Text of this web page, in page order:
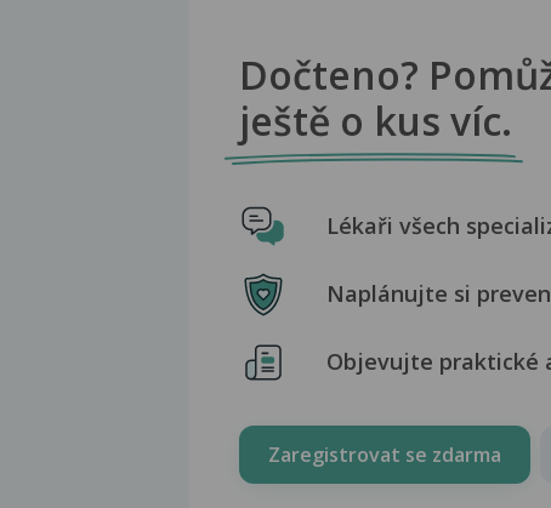
Dočteno?
ještě o kus víc.
Lékaři všech
Naplánujte si
Objevujte praktické
Zaregistrovat se zdarma